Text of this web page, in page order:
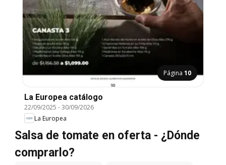
Página 10
La Europea catálogo
22/09/2025 -30/09/2026
La Europea
Salsa de tomate en oferta - ¿Dónde
comprarlo?